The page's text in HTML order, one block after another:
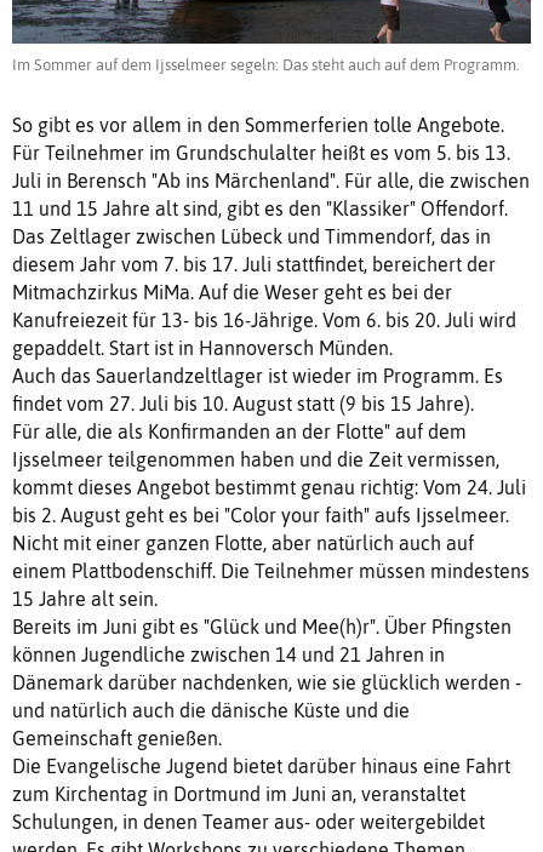
Im Sommer auf dem Ijsselmeer segeln: Das steht auch auf dem Programm.
So gibt es vor allem in den Sommerferien tolle Angebote.
Für Teilnehmer im Grundschulalter heißt es vom 5. bis 13.
Juli in Berensch "Ab ins Märchenland". Für alle, die zwischen
11 und 15 Jahre alt sind, gibt es den "Klassiker" Offendorf.
Das Zeltlager zwischen Lübeck und Timmendorf, das in
diesem Jahr vom 7. bis 17. Juli stattfindet, bereichert der
Mitmachzirkus MiMa. Auf die Weser geht es bei der
Kanufreiezeit für 13- bis 16-Jährige. Vom 6. bis 20. Juli wird
gepaddelt. Start ist in Hannoversch Münden.
Auch das Sauerlandzeltlager ist wieder im Programm. Es
findet vom 27. Juli bis 10. August statt (9 bis 15 Jahre).
Für alle, die als Konfirmanden an der Flotte" auf dem
Ijsselmeer teilgenommen haben und die Zeit vermissen,
kommt dieses Angebot bestimmt genau richtig: Vom 24. Juli
bis 2. August geht es bei "Color your faith" aufs Ijsselmeer.
Nicht mit einer ganzen Flotte, aber natürlich auch auf
einem Plattbodenschiff. Die Teilnehmer müssen mindestens
15 Jahre alt sein.
Bereits im Juni gibt es "Glück und Mee(h)r". Über Pfingsten
können Jugendliche zwischen 14 und 21 Jahren in
Dänemark darüber nachdenken, wie sie glücklich werden -
und natürlich auch die dänische Küste und die
Gemeinschaft genießen.
Die Evangelische Jugend bietet darüber hinaus eine Fahrt
zum Kirchentag in Dortmund im Juni an, veranstaltet
Schulungen, in denen Teamer aus- oder weitergebildet